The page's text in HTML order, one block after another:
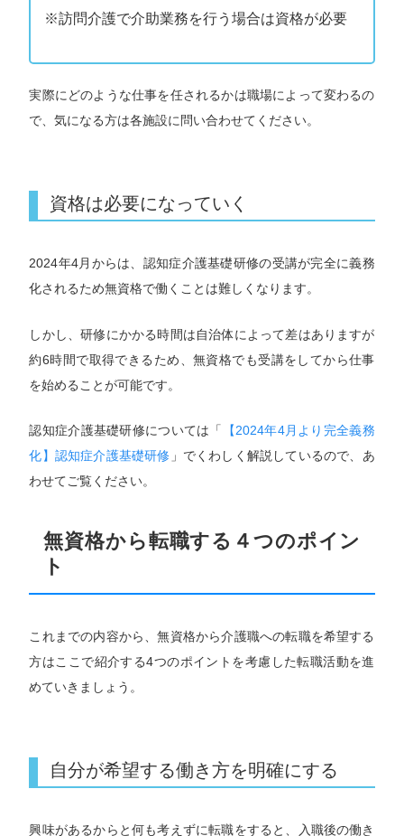
※訪問介護で介助業務を行う場合は資格が必要
実際にどのような仕事を任されるかは職場によって変わるの
で、気になる方は各施設に問い合わせてください。
資格は必要になっていく
2024年4月からは、認知症介護基礎研修の受講が完全に義務
化されるため無資格で働くことは難しくなります。
しかし、研修にかかる時間は自治体によって差はありますが
約6時間で取得できるため、無資格でも受講をしてから仕事
を始めることが可能です。
認知症介護基礎研修については「
【2024年4月より完全義務
化】認知症介護基礎研修 」でくわしく解説しているので、あ
わせてご覧ください。
無資格から転職する４つのポイン
ト
これまでの内容から、無資格から介護職への転職を希望する
方はここで紹介する4つのポイントを考慮した転職活動を進
めていきましょう。
自分が希望する働き方を明確にする
興味があるからと何も考えずに転職をすると、入職後の働き